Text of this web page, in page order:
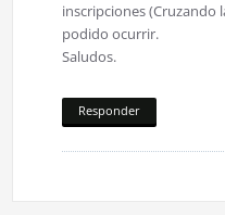
inscripciones (Cruzando
podido ocurrir.
Saludos.
Responder